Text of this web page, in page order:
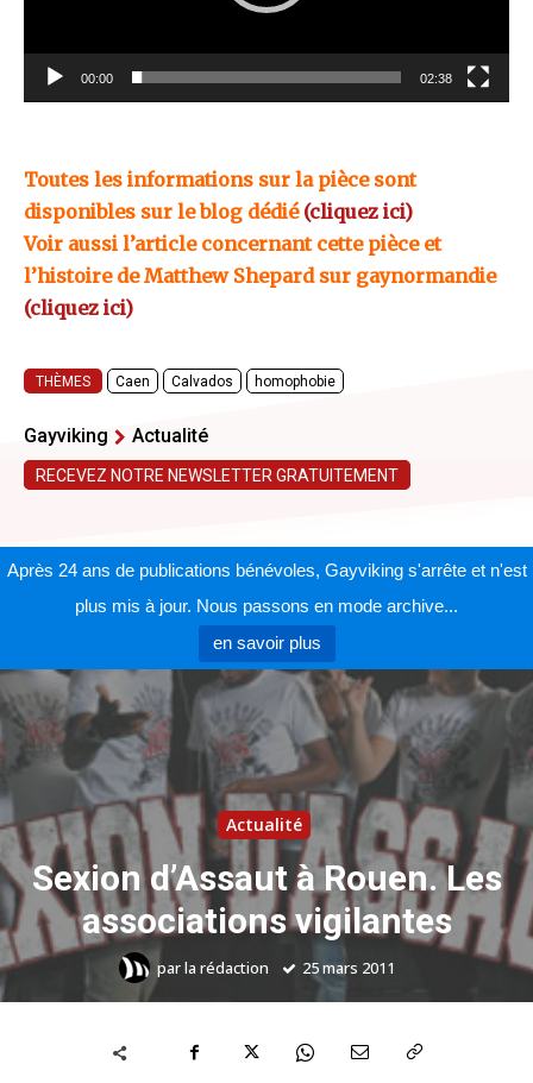
i
00:00 02:38
Toutes les informations sur la pièce sont
disponibles sur le blog dédié (cliquez ici)
Voir aussi l’article concernant cette pièce et
l’histoire de Matthew Shepard sur gaynormandie
(cliquez ici)
THÈMES Caen Calvados homophobie
Gayviking Actualité
RECEVEZ NOTRE NEWSLETTER GRATUITEMENT